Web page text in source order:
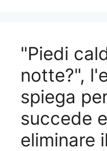
"Piedi
notte?",
spiega
succede
eliminare